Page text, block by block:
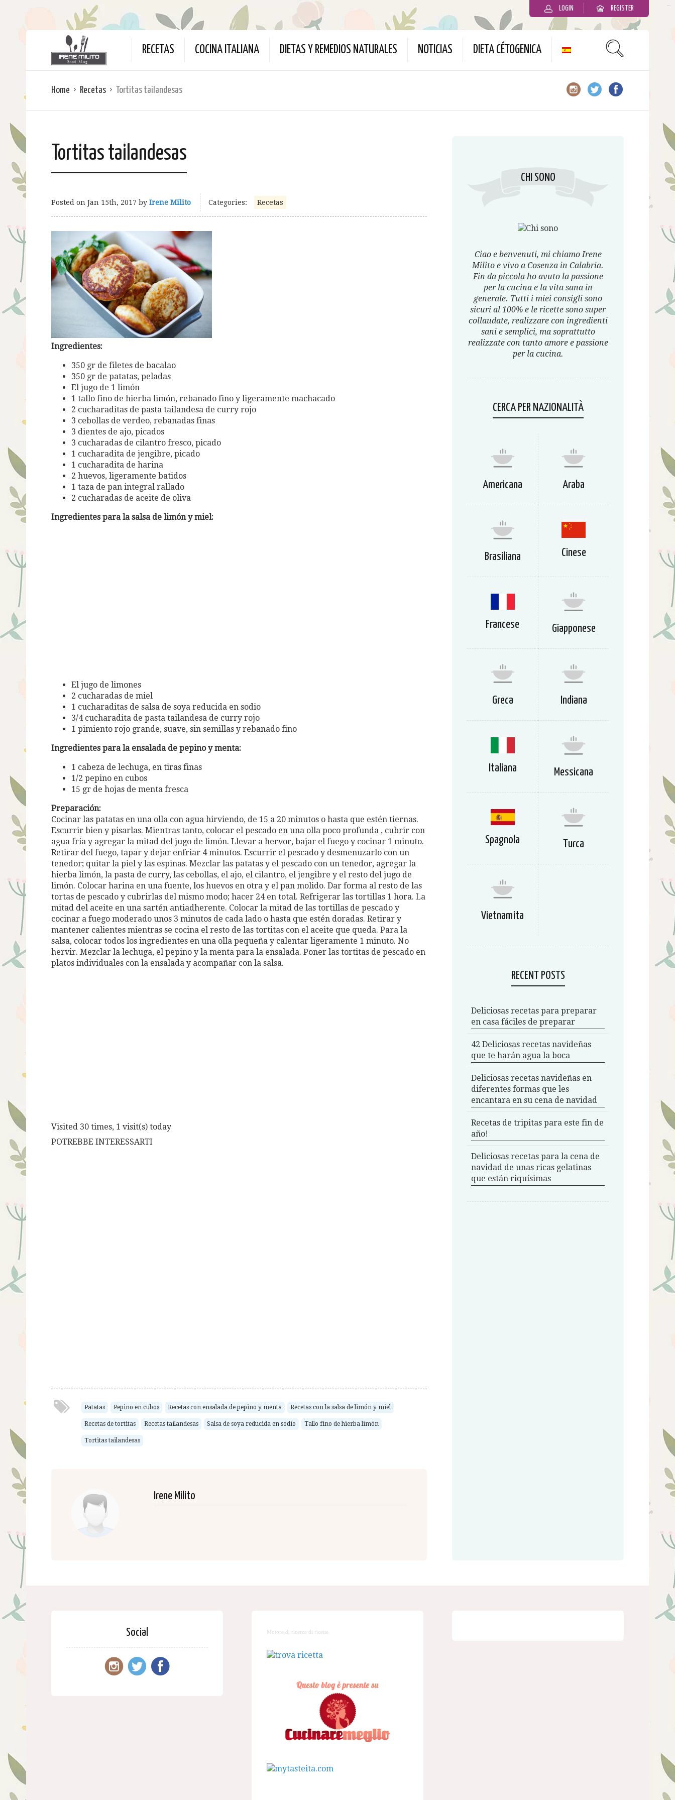
LOGIN REGISTER
RECETAS COCINA ITALIANA DIETAS Y REMEDIOS NATURALES NOTICIAS DIETA CÉTOGENICA
Home Recetas Tortitas tailandesas
Tortitas tailandesas
Posted on Jan 15th, 2017 by Irene Milito Categories: Recetas
Ingredientes:
350 gr de filetes de bacalao
350 gr de patatas, peladas
El jugo de 1 limón
1 tallo fino de hierba limón, rebanado fino y ligeramente machacado
2 cucharaditas de pasta tailandesa de curry rojo
3 cebollas de verdeo, rebanadas finas
3 dientes de ajo, picados
3 cucharadas de cilantro fresco, picado
1 cucharadita de jengibre, picado
1 cucharadita de harina
2 huevos, ligeramente batidos
1 taza de pan integral rallado
2 cucharadas de aceite de oliva
Ingredientes para la salsa de limón y miel:
El jugo de limones
2 cucharadas de miel
1 cucharaditas de salsa de soya reducida en sodio
3/4 cucharadita de pasta tailandesa de curry rojo
1 pimiento rojo grande, suave, sin semillas y rebanado fino
Ingredientes para la ensalada de pepino y menta:
1 cabeza de lechuga, en tiras finas
1/2 pepino en cubos
15 gr de hojas de menta fresca
Preparación:
Cocinar las patatas en una olla con agua hirviendo, de 15 a 20 minutos o hasta que estén tiernas.
Escurrir bien y pisarlas. Mientras tanto, colocar el pescado en una olla poco profunda , cubrir con
agua fría y agregar la mitad del jugo de limón. Llevar a hervor, bajar el fuego y cocinar 1 minuto.
Retirar del fuego, tapar y dejar enfriar 4 minutos. Escurrir el pescado y desmenuzarlo con un
tenedor; quitar la piel y las espinas. Mezclar las patatas y el pescado con un tenedor, agregar la
hierba limón, la pasta de curry, las cebollas, el ajo, el cilantro, el jengibre y el resto del jugo de
limón. Colocar harina en una fuente, los huevos en otra y el pan molido. Dar forma al resto de las
tortas de pescado y cubrirlas del mismo modo; hacer 24 en total. Refrigerar las tortillas 1 hora. La
mitad del aceite en una sartén antiadherente. Colocar la mitad de las tortillas de pescado y
cocinar a fuego moderado unos 3 minutos de cada lado o hasta que estén doradas. Retirar y
mantener calientes mientras se cocina el resto de las tortitas con el aceite que queda. Para la
salsa, colocar todos los ingredientes en una olla pequeña y calentar ligeramente 1 minuto. No
hervir. Mezclar la lechuga, el pepino y la menta para la ensalada. Poner las tortitas de pescado en
platos individuales con la ensalada y acompañar con la salsa.
Visited 30 times, 1 visit(s) today
POTREBBE INTERESSARTI
Patatas Pepino en cubos Recetas con ensalada de pepino y menta Recetas con la salsa de limón y miel
Recetas de tortitas Recetas tailandesas Salsa de soya reducida en sodio Tallo fino de hierba limón
Tortitas tailandesas
Irene Milito
CHI SONO
Ciao e benvenuti, mi chiamo Irene
Milito e vivo a Cosenza in Calabria.
Fin da piccola ho avuto la passione
per la cucina e la vita sana in
generale. Tutti i miei consigli sono
sicuri al 100% e le ricette sono super
collaudate, realizzare con ingredienti
sani e semplici, ma soprattutto
realizzate con tanto amore e passione
per la cucina.
CERCA PER NAZIONALITÀ
Americana Araba
Brasiliana Cinese
Francese Giapponese
Greca Indiana
Italiana Messicana
Spagnola Turca
Vietnamita
RECENT POSTS
Deliciosas recetas para preparar
en casa fáciles de preparar
42 Deliciosas recetas navideñas
que te harán agua la boca
Deliciosas recetas navideñas en
diferentes formas que les
encantara en su cena de navidad
Recetas de tripitas para este fin de
año!
Deliciosas recetas para la cena de
navidad de unas ricas gelatinas
que están riquísimas
Social Motore di ricerca di ricette